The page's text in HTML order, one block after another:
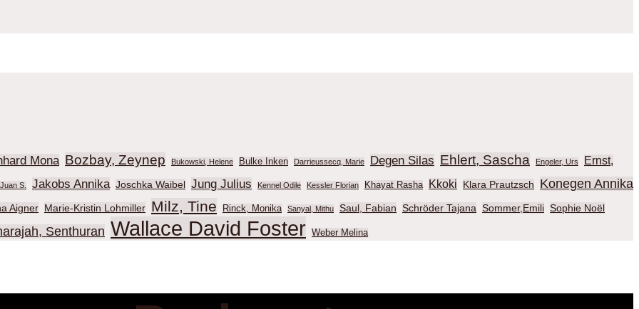
Mona Bozbay, Zeynep Bukowski, Helene Bulke Inken Darrieussecq, Marie Degen Silas Ehlert, Sascha Engeler, Urs
Ernst,
S. Jakobs Annika Joschka Waibel Jung Julius Kennel Odile Kessler Florian Khayat Rasha Kkoki Klara Prautzsch Konegen Annika
Aigner Marie-Kristin Lohmiller Milz, Tine Rinck, Monika Sanyal, Mithu Saul, Fabian Schröder Tajana Sommer,Emili Sophie Noël
Senthuran Wallace David Foster Weber Melina